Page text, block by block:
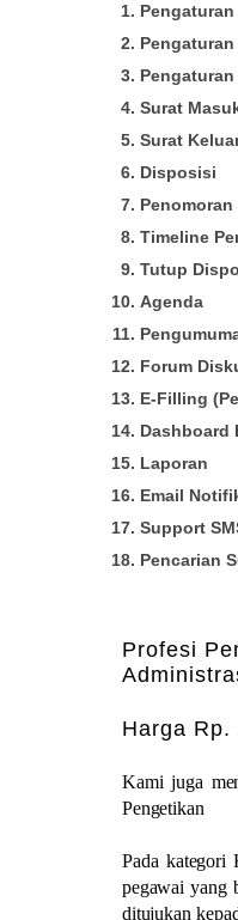
Pengaturan
Surat
Surat
Disposisi
Timeline
Tutup
Agenda
Forum
E-Filling
Dashboard
Laporan
Email
Support
Pencarian
Profesi
Harga
Kami juga
Pengetikan
Pada kategori
pegawai yang
ditujukan